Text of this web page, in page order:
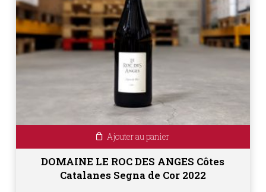
Ajouter au panier
DOMAINE LE ROC DES ANGES Côtes
Catalanes Segna de Cor 2022